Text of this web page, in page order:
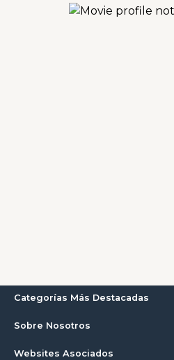
Categorías Más Destacadas
Sobre Nosotros
Websites Asociados